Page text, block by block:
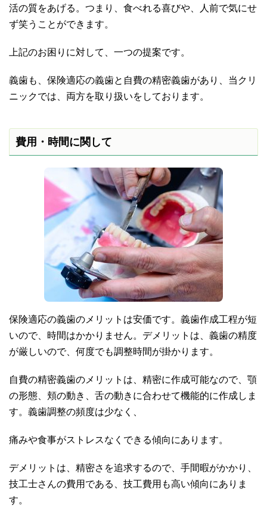
活の質をあげる。つまり、食べれる喜びや、人前で気にせ
ず笑うことができます。
上記のお困りに対して、一つの提案です。
義歯も、保険適応の義歯と自費の精密義歯があり、当クリ
ニックでは、両方を取り扱いをしております。
費用・時間に関して
保険適応の義歯のメリットは安価です。義歯作成工程が短
いので、時間はかかりません。デメリットは、義歯の精度
が厳しいので、何度でも調整時間が掛かります。
自費の精密義歯のメリットは、精密に作成可能なので、顎
の形態、頬の動き、舌の動きに合わせて機能的に作成しま
す。義歯調整の頻度は少なく、
痛みや食事がストレスなくできる傾向にあります。
デメリットは、精密さを追求するので、手間暇がかかり、
技工士さんの費用である、技工費用も高い傾向にありま
す。